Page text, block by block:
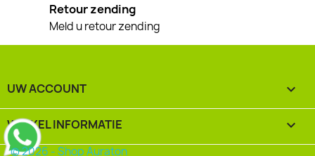
Retour zending
Meld u retour zending
UW ACCOUNT 
WINKEL INFORMATIE keyboard_arrow_down
© 2026 - Shop Auraton